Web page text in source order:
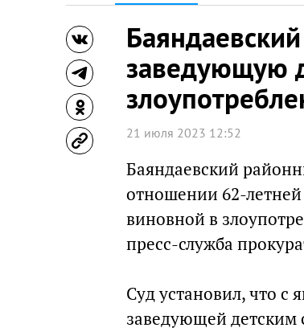
заведующую
21 июля 2023 12:52
Баяндаевский
отношении 62-
виновной в
пресс-служба
Суд установил, что с
заведующей детским